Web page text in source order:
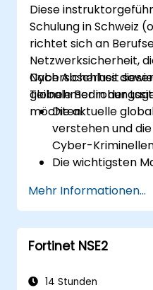
Diese
Schulung in Schweiz
richtet sich an
Netzwerksicherheit,
Cybersicherheit
globale
möchten.
Nach Abschluss
Teilnehmer in der
Die aktuelle
verstehen und
Cyber-
Die wichtigsten
erkennen.
Die Grundlagen
sowie die
mehrschichtigen
Sich mit der
Mehr Informationen...
Fortinet NSE2
14 Stunden